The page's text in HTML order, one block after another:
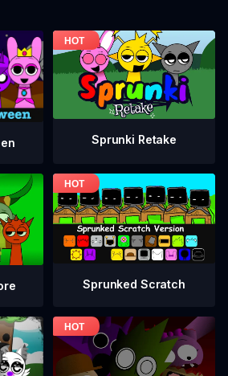
Sprunki Retake
Sprunked Scratch